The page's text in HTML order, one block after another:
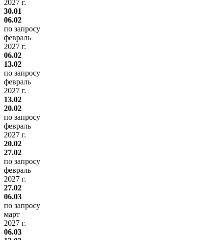
2027 г.
30.01
06.02
по запросу
февраль
2027 г.
06.02
13.02
по запросу
февраль
2027 г.
13.02
20.02
по запросу
февраль
2027 г.
20.02
27.02
по запросу
февраль
2027 г.
27.02
06.03
по запросу
март
2027 г.
06.03